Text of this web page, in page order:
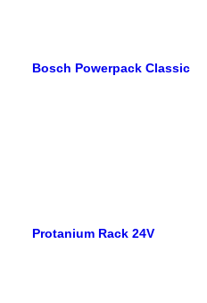
Bosch Powerpack Classic
Protanium Rack 24V